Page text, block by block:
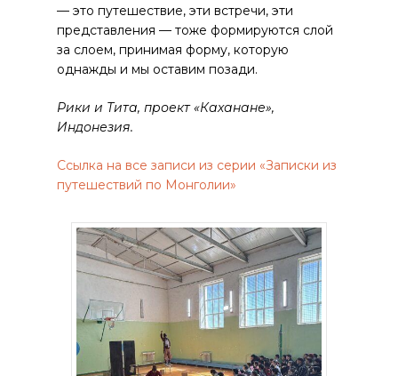
— это путешествие, эти встречи, эти
представления — тоже формируются слой
за слоем, принимая форму, которую
однажды и мы оставим позади.
Рики и Тита, проект «Каханане»,
Индонезия.
Ссылка на все записи из серии «Записки из
путешествий по Монголии»